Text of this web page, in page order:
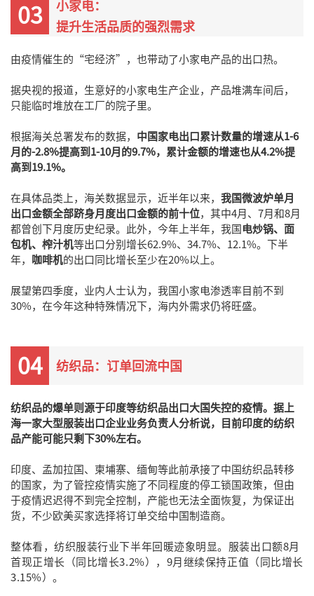
03
小家电：
提升生活品质的强烈需求
由疫情催生的“宅经济”，也带动了小家电产品的出口热。
据央视的报道，生意好的小家电生产企业，产品堆满车间后，
只能临时堆放在工厂的院子里。
根据海关总署发布的数据， 中国家电出口累计数量的增速从1-6
月的-2.8%提高到1-10月的9.7%，累计金额的增速也从4.2%提
高到19.1%。
在具体品类上，海关数据显示，近半年以来， 我国微波炉单月
出口金额全部跻身月度出口金额的前十位，其中4月、7月和8月
都曾创下月度历史纪录。此外，今年上半年，我国 电炒锅、面
包机、榨汁机等出口分别增长62.9%、34.7%、12.1%。下半
年，
咖啡机的出口同比增长至少在20%以上。
展望第四季度，业内人士认为，我国小家电渗透率目前不到
30%，在今年这种特殊情况下，海内外需求仍将旺盛。
04 纺织品：订单回流中国
纺织品的爆单则源于印度等纺织品出口大国失控的疫情。 据上
海一家大型服装出口企业业务负责人分析说，目前印度的纺织
品产能可能只剩下30%左右。
印度、孟加拉国、柬埔寨、缅甸等此前承接了中国纺织品转移
的国家，为了管控疫情实施了不同程度的停工锁国政策，但由
于疫情迟迟得不到完全控制，产能也无法全面恢复，为保证出
货，不少欧美买家选择将订单交给中国制造商。
整体看，纺织服装行业下半年回暖迹象明显。服装出口额8月
首现正增长（同比增长3.2%），9月继续保持正值（同比增长
3.15%）。